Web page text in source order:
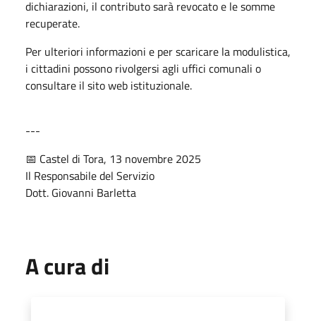
dichiarazioni, il contributo sarà revocato e le somme
recuperate.
Per ulteriori informazioni e per scaricare la modulistica,
i cittadini possono rivolgersi agli uffici comunali o
consultare il sito web istituzionale.
---
📅 Castel di Tora, 13 novembre 2025
Il Responsabile del Servizio
Dott. Giovanni Barletta
A cura di